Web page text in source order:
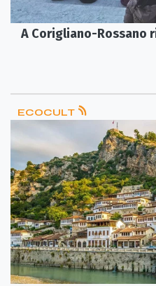
A Corigliano-Rossano
ECOCULT